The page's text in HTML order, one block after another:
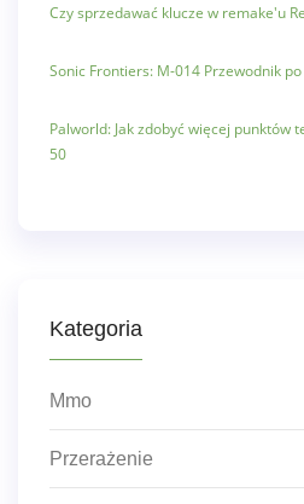
Czy sprzedawać klucze w remake'u
Sonic Frontiers: M-014 Przewodnik
Palworld: Jak zdobyć więcej punktów
50
Kategoria
Mmo
Przerażenie